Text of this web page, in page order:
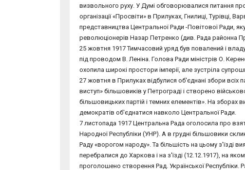
визвольного руху. У Думі обговорювалися питання про
організації «Просвіти» в Прилуках, Гнилиці, Турівці,
представництва Центральної Ради -Повітової Ради, яку
революціонерів Назар Петренко (див. Рада районна
25 жовтня 1917 Тимчасовий уряд був повалений і
під проводом В. Леніна. Голова Ради міністрів О.
охопила широкі простори імперії, але зустріла
27 жовтня в Прилуках відбулися об'єднані збори всіх
виступ» більшовиків у Петрограді і створено
більшовицьких партій і темних елементів». На зборах
демократів об'єднатися навколо Центральної Ради.
7 листопада 1917 Центральна Рада оголосила про
Народної Республіки (УНР). А в грудні більшовики
Раду «ворогом народу». Та більшість на цьому з'їзді
перебралися до Харкова і на з'їзді (12.12.1917), на
проголошено створення Рад. Української Республіки.